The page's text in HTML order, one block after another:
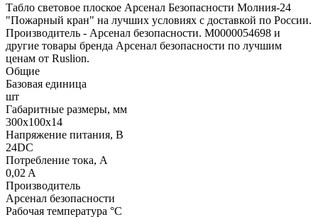
Табло световое плоское Арсенал Безопасности Молния-24
"Пожарный кран" на лучших условиях с доставкой по России.
Производитель - Арсенал безопасности. М0000054698 и
другие товары бренда Арсенал безопасности по лучшим
ценам от Ruslion.
Общие
Базовая единица
шт
Габаритные размеры, мм
300x100x14
Напряжение питания, В
24DC
Потребление тока, А
0,02 A
Производитель
Арсенал безопасности
Рабочая температура °C